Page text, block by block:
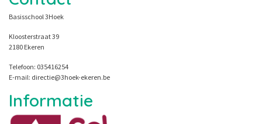
Basisschool 3Hoek
Kloosterstraat 39
2180 Ekeren
Telefoon: 035416254
E-mail: directie@3hoek-ekeren.be
Informatie